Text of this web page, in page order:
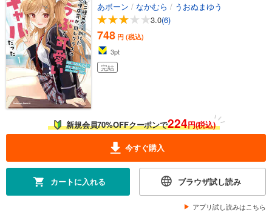
あボーン / なかむら / うおぬまゆう
3.0(6)
748 円 (税込)
3pt
完結
新規会員70%OFFクーポンで224円(税込)
今すぐ購入
カートに入れる ブラウザ試し読み
アプリ試し読みはこちら